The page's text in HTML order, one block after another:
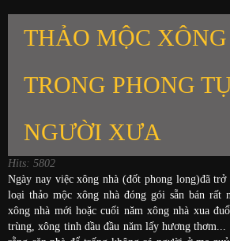
THẢO MỘC
TRONG PHONG
NGƯỜI XƯA
Hits: 5802
Ngày nay việc xông nhà (đốt phong long)đã
loại thảo mộc xông nhà đóng gói sẵn bán rất
xông nhà mới hoặc cuối năm xông nhà xua
trùng, xông tinh dầu đầu năm lấy hương thơm...